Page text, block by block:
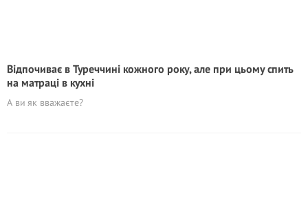
Відпочиває в Туреччині кожного року, але при цьому спить
на матраці в кухні
А ви як вважаєте?